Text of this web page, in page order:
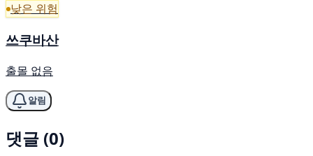
낮은 위험
쓰쿠바산
출몰 없음
알림
댓글 (0)